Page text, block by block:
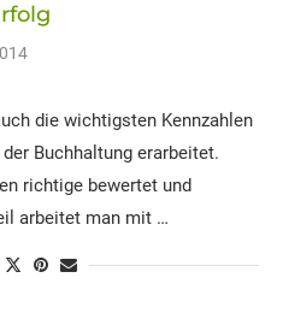
die wichtigsten Kennzahlen
Buchhaltung erarbeitet.
richtige bewertet und
arbeitet man mit …